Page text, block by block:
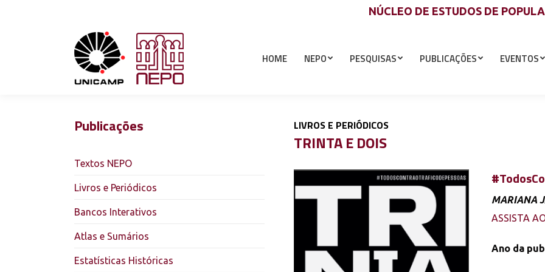
NÚCLEO DE ESTUDOS DE
HOME NEPO PESQUISAS PUBLICAÇÕES EVENTOS
Publicações
Textos NEPO
Livros e Periódicos
Bancos Interativos
Atlas e Sumários
Estatísticas Históricas
LIVROS E PERIÓDICOS
TRINTA E DOIS
MARIANA
ASSISTA
Ano da